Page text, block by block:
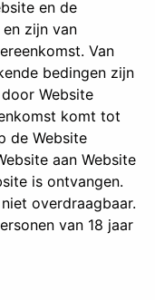
en de
zijn van
Van
bedingen zijn
Website
komt tot
de Website
aan Website
is ontvangen.
overdraagbaar.
van 18 jaar